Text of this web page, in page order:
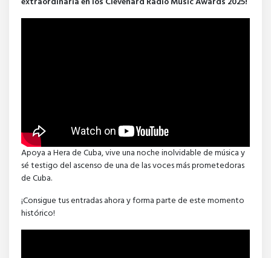
Apoya a Hera de Cuba, vive una noche inolvidable de música y
sé testigo del ascenso de una de las voces más prometedoras
de Cuba.
¡Consigue tus entradas ahora y forma parte de este momento
histórico!